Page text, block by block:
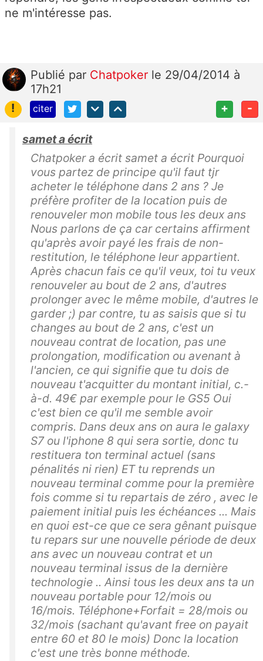
ne m'intéresse pas.
Publié par Chatpoker le 29/04/2014 à
17h21
!
citer + -
samet a écrit
Chatpoker a écrit samet a écrit Pourquoi
vous partez de principe qu'il faut tjr
acheter le téléphone dans 2 ans ? Je
préfère profiter de la location puis de
renouveler mon mobile tous les deux ans
Nous parlons de ça car certains affirment
qu'après avoir payé les frais de non-
restitution, le téléphone leur appartient.
Après chacun fais ce qu'il veux, toi tu veux
renouveler au bout de 2 ans, d'autres
prolonger avec le même mobile, d'autres le
garder ;) par contre, tu as saisis que si tu
changes au bout de 2 ans, c'est un
nouveau contrat de location, pas une
prolongation, modification ou avenant à
l'ancien, ce qui signifie que tu dois de
nouveau t'acquitter du montant initial, c.-
à-d. 49€ par exemple pour le GS5 Oui
c'est bien ce qu'il me semble avoir
compris. Dans deux ans on aura le galaxy
S7 ou l'iphone 8 qui sera sortie, donc tu
restituera ton terminal actuel (sans
pénalités ni rien) ET tu reprends un
nouveau terminal comme pour la première
fois comme si tu repartais de zéro , avec le
paiement initial puis les échéances ... Mais
en quoi est-ce que ce sera gênant puisque
tu repars sur une nouvelle période de deux
ans avec un nouveau contrat et un
nouveau terminal issus de la dernière
technologie .. Ainsi tous les deux ans ta un
nouveau portable pour 12/mois ou
16/mois. Téléphone+Forfait = 28/mois ou
32/mois (sachant qu'avant free on payait
entre 60 et 80 le mois) Donc la location
c'est une très bonne méthode.